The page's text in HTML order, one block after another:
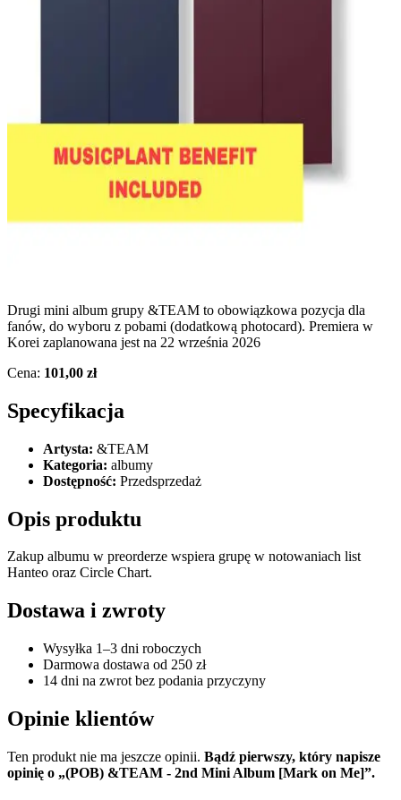
Drugi mini album grupy &TEAM to obowiązkowa pozycja dla
fanów, do wyboru z pobami (dodatkową photocard). Premiera w
Korei zaplanowana jest na 22 września 2026
Cena: 101,00 zł
Specyfikacja
Artysta: &TEAM
Kategoria: albumy
Dostępność: Przedsprzedaż
Opis produktu
Zakup albumu w preorderze wspiera grupę w notowaniach list
Hanteo oraz Circle Chart.
Dostawa i zwroty
Wysyłka 1–3 dni roboczych
Darmowa dostawa od 250 zł
14 dni na zwrot bez podania przyczyny
Opinie klientów
Ten produkt nie ma jeszcze opinii. Bądź pierwszy, który napisze
opinię o „(POB) &TEAM - 2nd Mini Album [Mark on Me]”.